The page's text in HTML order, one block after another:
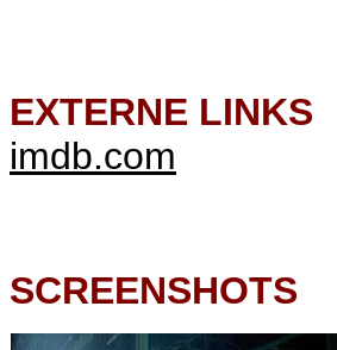
EXTERNE LINKS
imdb.com
SCREENSHOTS